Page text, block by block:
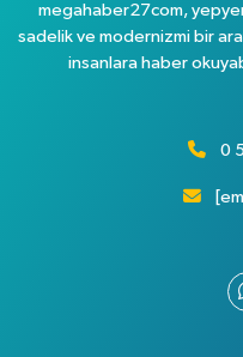
megahaber27com,
sadelik ve modernizmi bir
insanlara haber
0